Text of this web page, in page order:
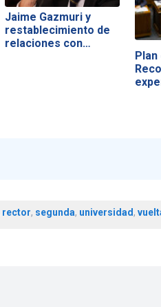
Jaime Gazmuri y
restablecimiento de
relaciones con…
Plan
rector, segunda, universidad,